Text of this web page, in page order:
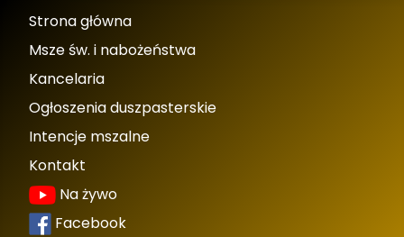
Strona główna
Msze św. i nabożeństwa
Kancelaria
Ogłoszenia duszpasterskie
Intencje mszalne
Kontakt
Na żywo
Facebook